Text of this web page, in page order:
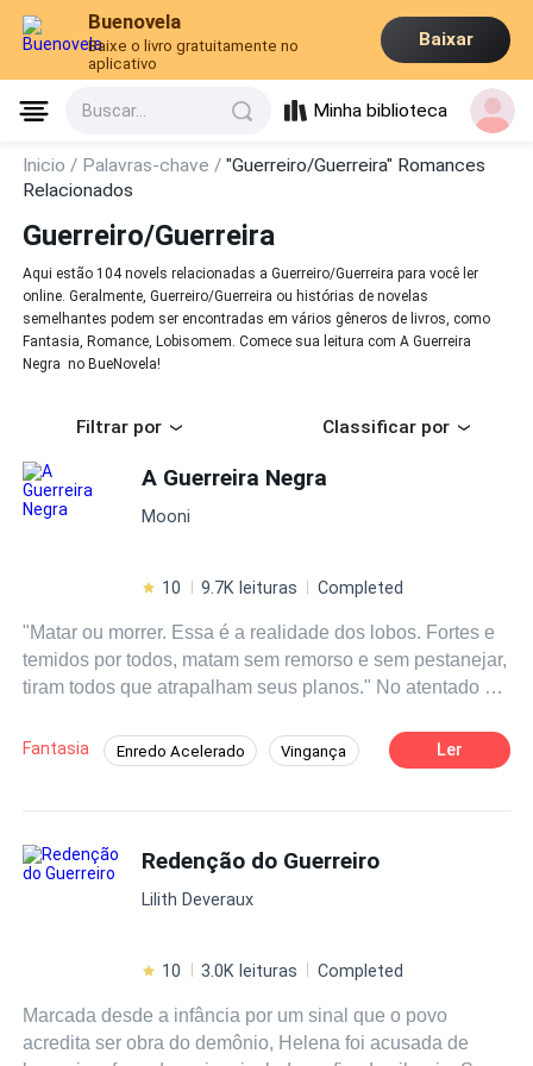
Buenovela
Baixe o livro gratuitamente no
aplicativo
Baixar
Buscar... Minha biblioteca
Inicio / Palavras-chave /"Guerreiro/Guerreira" Romances
Relacionados
Guerreiro/Guerreira
Aqui estão 104 novels relacionadas a Guerreiro/Guerreira para você ler
online. Geralmente, Guerreiro/Guerreira ou histórias de novelas
semelhantes podem ser encontradas em vários gêneros de livros, como
Fantasia, Romance, Lobisomem. Comece sua leitura com A Guerreira
Negra no BueNovela!
Filtrar por Classificar por
A Guerreira Negra
Mooni
10 9.7K leituras Completed
"Matar ou morrer. Essa é a realidade dos lobos. Fortes e
temidos por todos, matam sem remorso e sem pestanejar,
tiram todos que atrapalham seus planos." No atentado à
agonizando, durante o ataque dos Kassios e os
observadores do lado de fora, os deuses acima dos céus
sobrevivente, e ainda por cima criança, a mulher vagou
por anos sentindo suas cicatrizes pinicarem em suas
costas como se a lembrassem do seu maior objetivo de
descansará enquanto não colocasse suas mãos em casa
um. — Para todos aqueles que fizeram pingar sangue em
Fantasia Enredo Acelerado Vingança Ler
Redenção do Guerreiro
Lilith Deveraux
10 3.0K leituras Completed
Marcada desde a infância por um sinal que o povo
acredita ser obra do demônio, Helena foi acusada de